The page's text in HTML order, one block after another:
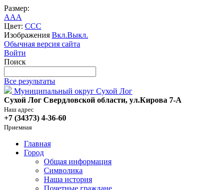
Размер:
AAA
Цвет: CCC
Изображения Вкл.Выкл.
Обычная версия сайта
Войти
Поиск
Все результаты
Муниципальный округ Сухой Лог
Сухой Лог Свердловской области, ул.Кирова 7-А
Наш адрес
+7 (34373) 4-36-60
Приемная
Главная
Город
Общая информация
Символика
Наша история
Почетные граждане